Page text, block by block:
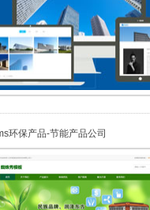
环保产品-节能产品公司